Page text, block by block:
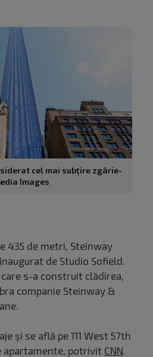
cel mai subțire zgârie-
Images
435 de metri, Steinway
de Studio Sofield.
s-a construit clădirea,
companie Steinway &
și se află pe 111 West 57th
apartamente, potrivit CNN.